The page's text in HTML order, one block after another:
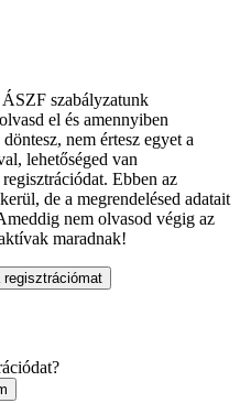
ÁSZF szabályzatunk
el és amennyiben
nem értesz egyet a
lehetőséged van
Ebben az
de a megrendelésed adatait
nem olvasod végig az
maradnak!